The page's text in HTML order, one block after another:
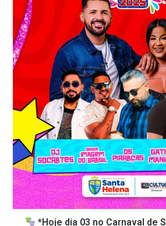
*Hoje dia 03 no Carnaval de